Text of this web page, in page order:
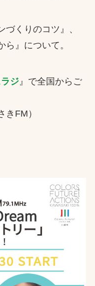
りの方へ
くりのコツ』、
ら』について。
ラジ』で全国からご
きFM）